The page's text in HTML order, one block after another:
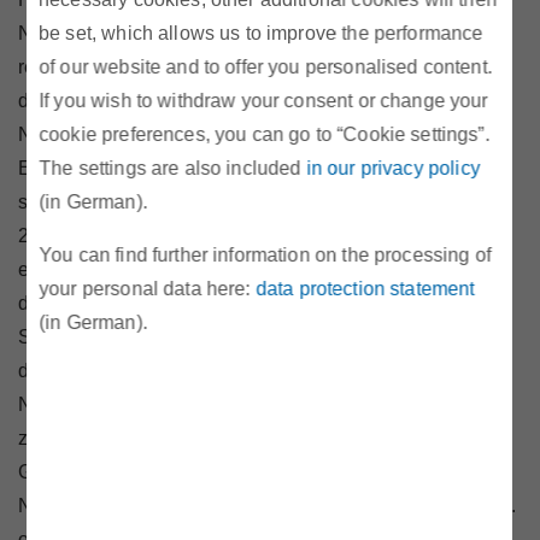
be set, which allows us to improve the performance
of our website and to offer you personalised content.
If you wish to withdraw your consent or change your
cookie preferences, you can go to “Cookie settings”.
The settings are also included in our privacy policy
(in German).
You can find further information on the processing of
your personal data here:data protection statement
(in German).
Niveau bei 65 Prozent auf knapp über 70 Prozent der
reinen Energiekosten gestiegen. Im Durchschnitt bieten
die allermeisten alternativen Lieferanten einen
Neukundenrabatt von ungefähr 40 Prozent der
Energiekosten im ersten Belieferungsjahr. Im Gasbereich
sind die Neukundenrabatte im Durschnitt zwischen Juli
2019 und April 2020 kontinuierlich gestiegen und
erhöhten sich von 25 auf 48 Prozent. Deshalb sind auch
die Ersparnisse im ersten Quartal 2020 beim
Stromlieferantenwechsel wieder gestiegen und betragen
derzeit zwischen 154 und 251 Euro/Jahr inklusive
Neukundenrabatte bzw. ohne Neukundenrabatte
zwischen 54 und 151 Euro/Jahr. Beim
Gaslieferantenwechsel betragen sie inklusive
Neukundenrabatte zwischen 363 und 653 Euro/Jahr bzw.